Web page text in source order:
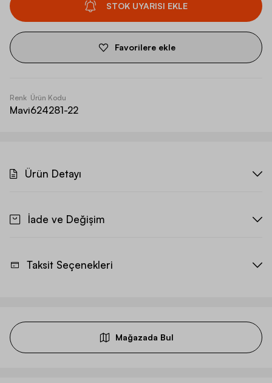
STOK UYARISI EKLE
Favorilere ekle
Renk
Mavi
Ürün Kodu
624281-22
Ürün Detayı
İade ve Değişim
Taksit Seçenekleri
Mağazada Bul